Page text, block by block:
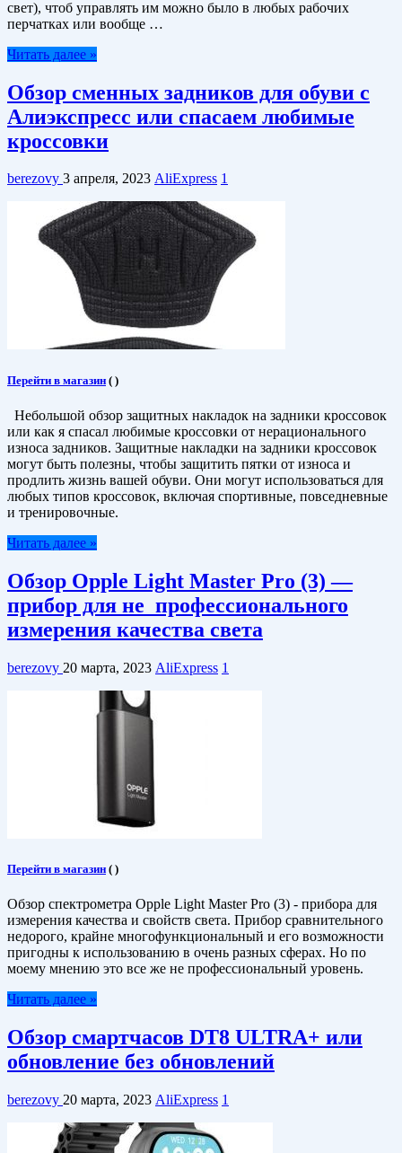
свет), чтоб управлять им можно было в любых рабочих
перчатках или вообще …
Читать далее »
Обзор сменных задников для обуви с
Алиэкспресс или спасаем любимые
кроссовки
berezovy 3 апреля, 2023 AliExpress 1
Перейти в магазин ( )
Небольшой обзор защитных накладок на задники кроссовок
или как я спасал любимые кроссовки от нерационального
износа задников. Защитные накладки на задники кроссовок
могут быть полезны, чтобы защитить пятки от износа и
продлить жизнь вашей обуви. Они могут использоваться для
любых типов кроссовок, включая спортивные, повседневные
и тренировочные.
Читать далее »
Обзор Opple Light Master Pro (3) —
прибор для не_профессионального
измерения качества света
berezovy 20 марта, 2023 AliExpress 1
Перейти в магазин ( )
Обзор спектрометра Opple Light Master Pro (3) - прибора для
измерения качества и свойств света. Прибор сравнительного
недорого, крайне многофункциональный и его возможности
пригодны к использованию в очень разных сферах. Но по
моему мнению это все же не профессиональный уровень.
Читать далее »
Обзор смартчасов DT8 ULTRA+ или
обновление без обновлений
berezovy 20 марта, 2023 AliExpress 1